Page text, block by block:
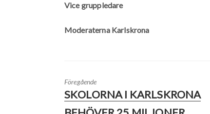
Vice gruppledare
Moderaterna Karlskrona
Föregående
SKOLORNA I KARLSKRONA